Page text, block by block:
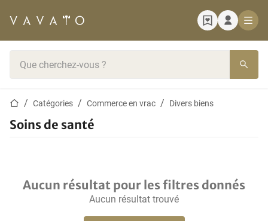
Page d'accueil
Catégories Commerce en vrac Divers biens
Soins de santé
Aucun résultat pour les filtres donnés
Aucun résultat trouvé